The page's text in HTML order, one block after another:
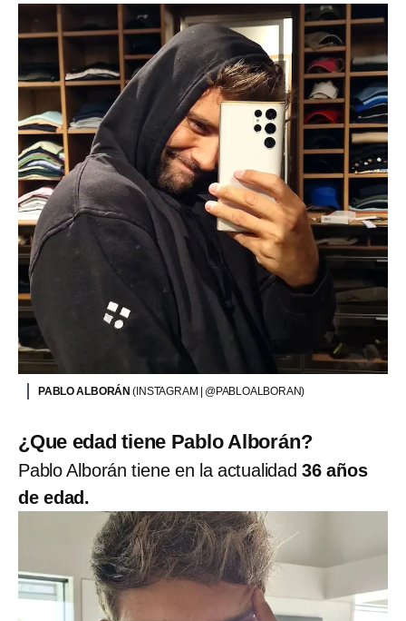
PABLO ALBORÁN(INSTAGRAM | @PABLOALBORAN)
¿Que edad tiene Pablo Alborán?
Pablo Alborán tiene en la actualidad36 años
de edad.